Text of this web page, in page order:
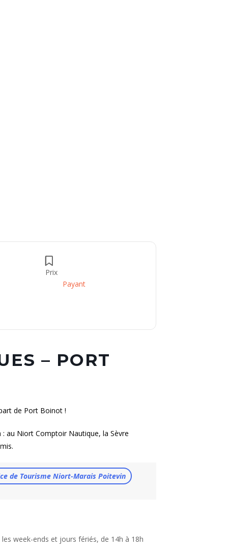
Prix
Payant
– PORT
de Port Boinot !
au Niort Comptoir Nautique, la Sèvre
de Tourisme Niort-Marais Poitevin
week-ends et jours fériés, de 14h à 18h